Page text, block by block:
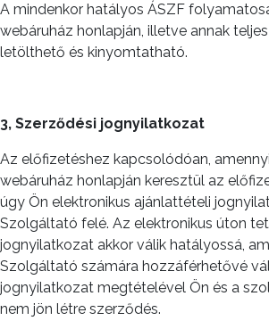
A mindenkor hatályos ÁSZF
webáruház honlapján, illetve annak
letölthető és kinyomtatható.
3, Szerződési jognyilatkozat
Az előfizetéshez kapcsolódóan,
webáruház honlapján keresztül az
úgy Ön elektronikus ajánlattételi
Szolgáltató felé. Az elektronikus úton
jognyilatkozat akkor válik hatályossá,
Szolgáltató számára hozzáférhetővé
jognyilatkozat megtételével Ön és a
nem jön létre szerződés.